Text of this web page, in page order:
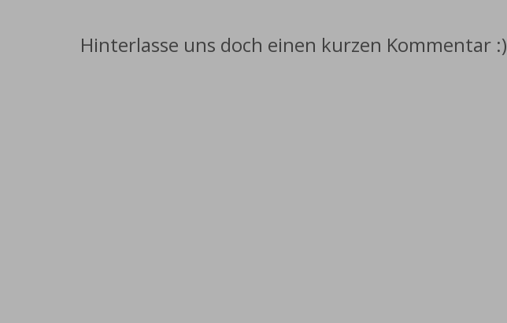
Hinterlasse uns doch einen kurzen Kommentar :)